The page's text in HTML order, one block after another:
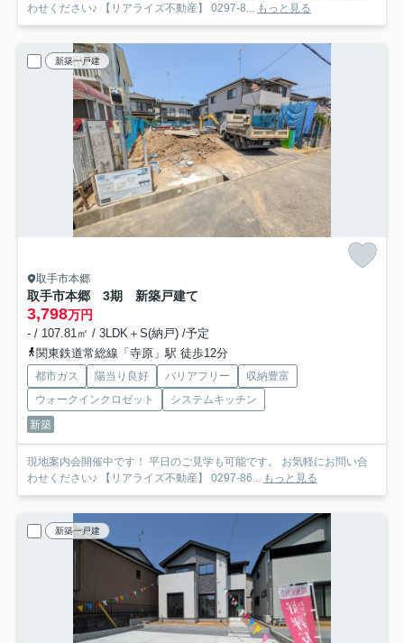
わせください♪ 【リアライズ不動産】 0297-8... もっと見る
新築一戸建
取手市本郷
取手市本郷 3期 新築戸建て
3,798万円
- / 107.81㎡ / 3LDK＋S(納戸) /予定
関東鉄道常総線「寺原」駅 徒歩12分
都市ガス 陽当り良好 バリアフリー
収納豊富
ウォークインクロゼット
システムキッチン
新築
現地案内会開催中です！ 平日のご見学も可能です。 お気軽にお問い合
わせください♪ 【リアライズ不動産】 0297-86... もっと見る
新築一戸建